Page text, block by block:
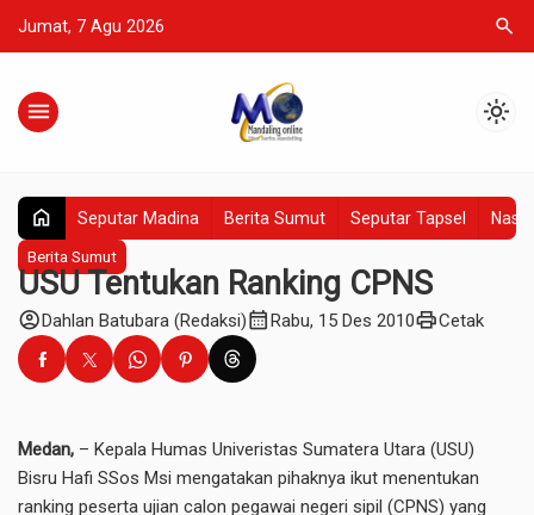
Jumat, 7 Agu 2026 search
menu light_mode
home Seputar Madina Berita Sumut Seputar Tapsel
Berita Sumut
USU Tentukan Ranking CPNS
account_circleDahlan Batubara (Redaksi)calendar_monthRabu, 15 Des 2010printCetak
Medan, – Kepala Humas Univeristas Sumatera Utara (USU)
Bisru Hafi SSos Msi mengatakan pihaknya ikut menentukan
ranking peserta ujian calon pegawai negeri sipil (CPNS) yang